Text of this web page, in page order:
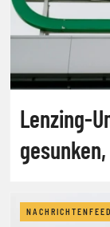
Lenzing-
NACHRICHTENFEED